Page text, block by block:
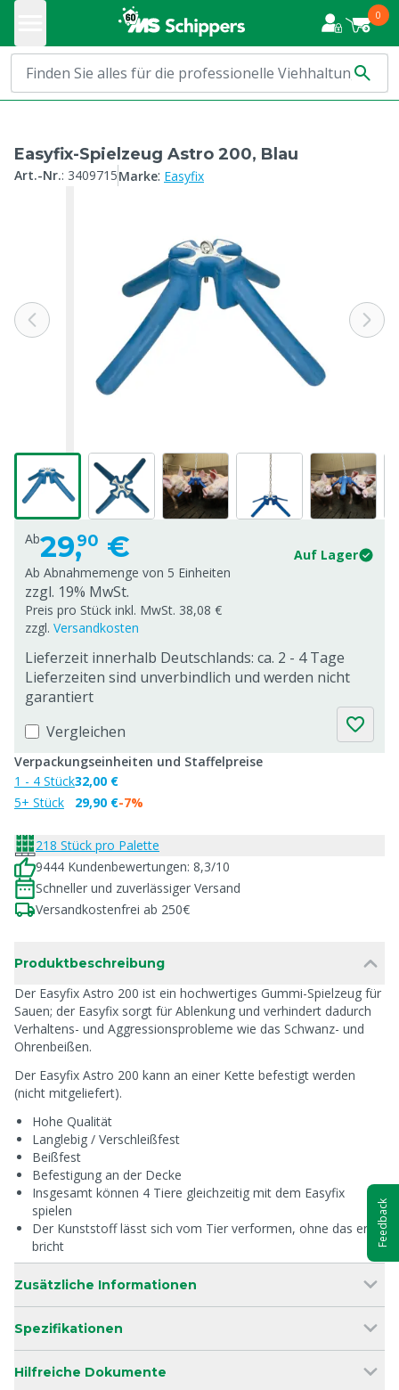
0
Easyfix-Spielzeug Astro 200, Blau
Art.-Nr.: 3409715Marke: Easyfix
Ab29,90 €
Auf Lager
Ab Abnahmemenge von 5 Einheiten
zzgl. 19% MwSt.
Preis pro Stück inkl. MwSt. 38,08 €
zzgl. Versandkosten
Lieferzeit innerhalb Deutschlands: ca. 2 - 4 Tage
Lieferzeiten sind unverbindlich und werden nicht
garantiert
Vergleichen
Verpackungseinheiten und Staffelpreise
1 - 4 Stück
5+ Stück
32,00 €
29,90 €-7%
218 Stück pro Palette
9444 Kundenbewertungen: 8,3/10
Schneller und zuverlässiger Versand
Versandkostenfrei ab 250€
Produktbeschreibung
Der Easyfix Astro 200 ist ein hochwertiges Gummi-Spielzeug für
Sauen; der Easyfix sorgt für Ablenkung und verhindert dadurch
Verhaltens- und Aggressionsprobleme wie das Schwanz- und
Ohrenbeißen.
Der Easyfix Astro 200 kann an einer Kette befestigt werden
(nicht mitgeliefert).
Hohe Qualität
Langlebig / Verschleißfest
Beißfest
Befestigung an der Decke
Insgesamt können 4 Tiere gleichzeitig mit dem Easyfix
spielen
Der Kunststoff lässt sich vom Tier verformen, ohne das er
bricht
Zusätzliche Informationen
Spezifikationen
Hilfreiche Dokumente
Feedback